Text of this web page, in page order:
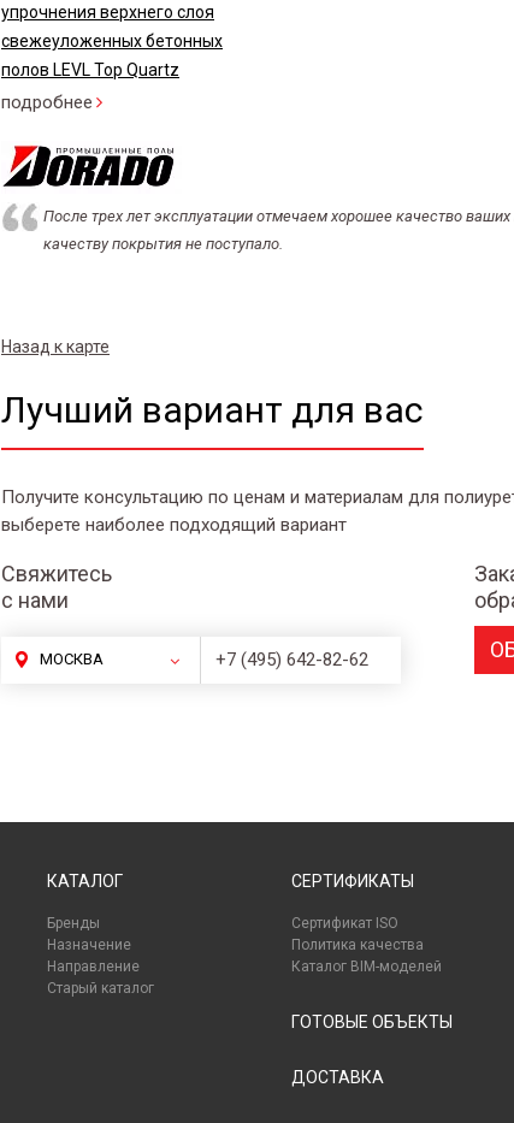
упрочнения верхнего слоя
свежеуложенных бетонных
полов LEVL Top Quartz
подробнее
После трех лет эксплуатации отмечаем хорошее качество
качеству покрытия не поступало.
Назад к карте
Лучший вариант для вас
Получите консультацию по ценам и материалам для
выберете наиболее подходящий вариант
Свяжитесь
с нами
МОСКВА +7 (495) 642-82-62
КАТАЛОГ
Бренды
Назначение
Направление
Старый каталог
СЕРТИФИКАТЫ
Сертификат ISO
Политика качества
Каталог BIM-моделей
ГОТОВЫЕ ОБЪЕКТЫ
ДОСТАВКА